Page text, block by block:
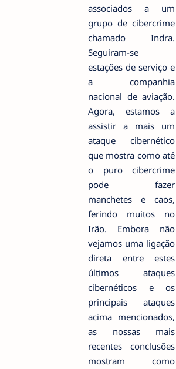
associados a um
grupo de cibercrime
chamado Indra.
Seguiram-se
estações de serviço e
a companhia
nacional de aviação.
Agora, estamos a
assistir a mais um
ataque cibernético
que mostra como até
o puro cibercrime
pode fazer
manchetes e caos,
ferindo muitos no
Irão. Embora não
vejamos uma ligação
direta entre estes
últimos ataques
cibernéticos e os
principais ataques
acima mencionados,
as nossas mais
recentes conclusões
mostram como